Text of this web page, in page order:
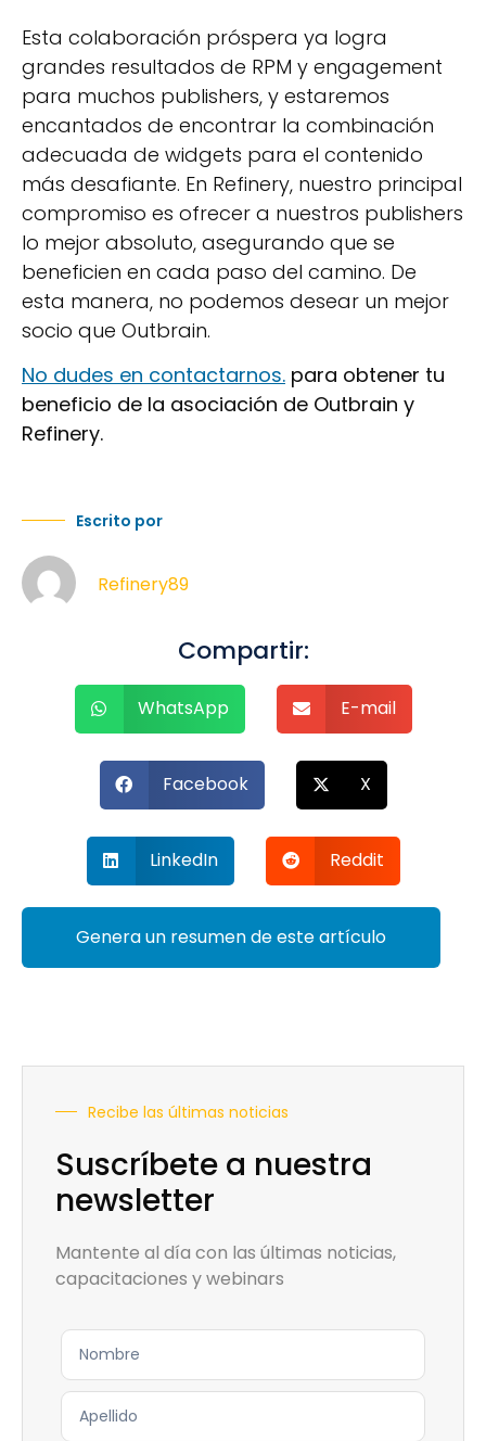
Esta colaboración próspera ya logra
grandes resultados de RPM y engagement
para muchos publishers, y estaremos
encantados de encontrar la combinación
adecuada de widgets para el contenido
más desafiante. En Refinery, nuestro principal
compromiso es ofrecer a nuestros publishers
lo mejor absoluto, asegurando que se
beneficien en cada paso del camino. De
esta manera, no podemos desear un mejor
socio que Outbrain.
No dudes en contactarnos. para obtener tu
beneficio de la asociación de Outbrain y
Refinery.
Escrito por
Refinery89
Compartir:
WhatsApp E-mail
Facebook X
LinkedIn Reddit
Genera un resumen de este artículo
Recibe las últimas noticias
Suscríbete a nuestra
newsletter
Mantente al día con las últimas noticias,
capacitaciones y webinars